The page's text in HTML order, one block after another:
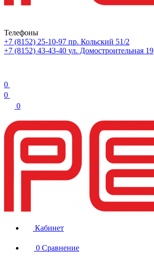
Телефоны
+7 (8152) 25-10-97 пр. Кольский 51/2
+7 (8152) 43-43-40 ул. Домостроительная 19
0
0
0
Кабинет
0 Сравнение